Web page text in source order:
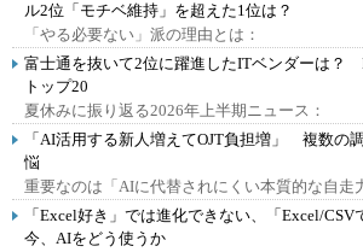
ル2位「モチベ維持」を超えた1位は？
「やる必要ない」派の理由とは：
富士通を抜いて2位に躍進したITベンダーは？
トップ20
夏休みに振り返る2026年上半期ニュース：
「AI活用する新人増えてOJT負担増」 複数の
悩
重要なのは「AIに代替されにくい本質的な自走
「Excel好き」では進化できない、「Excel/
今、AIをどう使うか